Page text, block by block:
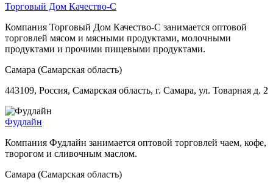
Торговый Дом Качество-С
Компания Торговый Дом Качество-С занимается оптовой
торговлей мясом и мясными продуктами, молочными
продуктами и прочими пищевыми продуктами.
Самара (Самарская область)
443109, Россия, Самарская область, г. Самара, ул. Товарная д. 2
Фудлайн
Компания Фудлайн занимается оптовой торговлей чаем, кофе,
творогом и сливочным маслом.
Самара (Самарская область)